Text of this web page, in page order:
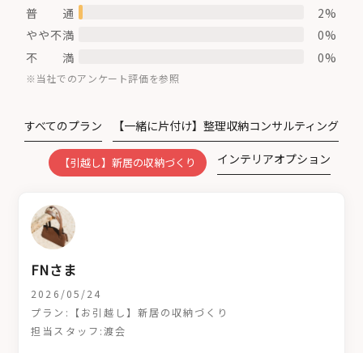
普 通
2%
やや不満
0%
不 満
0%
※当社でのアンケート評価を参照
すべてのプラン 【一緒に片付け】整理収納コンサルティング
【引越し】新居の収納づくり インテリアオプション
FNさま
2026/05/24
プラン:【お引越し】新居の収納づくり
担当スタッフ:渡会